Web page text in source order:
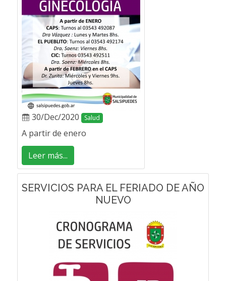
30/Dec/2020 Salud
A partir de enero
Leer más...
SERVICIOS PARA EL FERIADO DE AÑO
NUEVO